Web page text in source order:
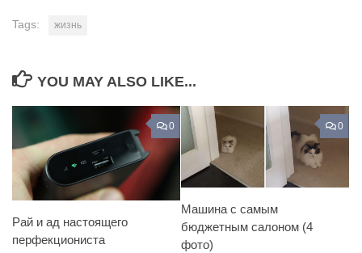
Tags: жизнь
YOU MAY ALSO LIKE...
0
Рай и ад настоящего
перфекциониста
0
Машина с самым
бюджетным салоном (4
фото)